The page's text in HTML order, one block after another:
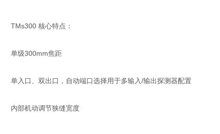
TMs300 核心特点：
单级300mm焦距
单入口、双出口，自动端口选择用于多输入/输出探测器配置
内部机动调节狭缝宽度